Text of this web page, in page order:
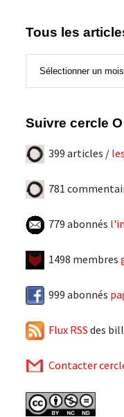
Tous les
Suivre cercle O
399 articles /
781
779 abonnés
1498 membres
999 abonnés
Flux RSS des
Contacter